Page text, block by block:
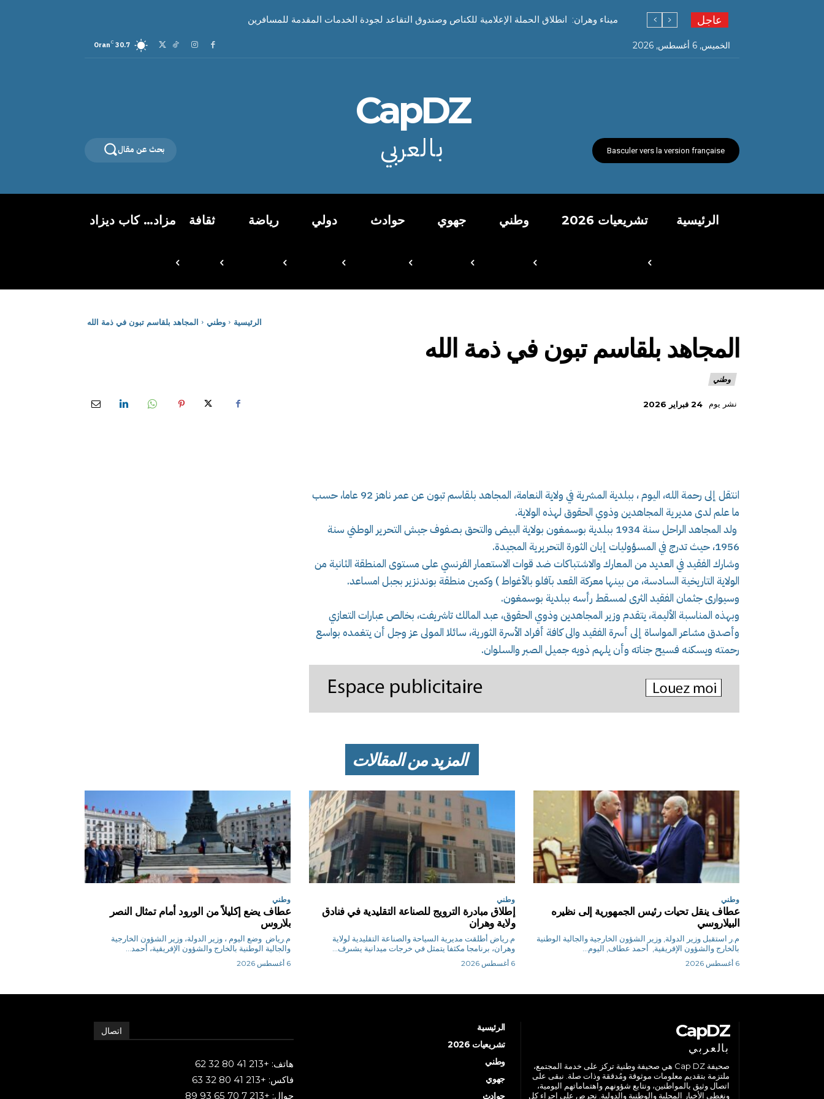
عاجل ميناء وهران: انطلاق الحملة الإعلامية للكناص وصندوق التقاعد لجودة الخدمات المقدمة للمسافرين
الخميس, 6 أغسطس, 2026 30.7
C
Oran
Basculer vers la version française
CapDZ
بالعربي بحث عن مقال
الرئيسية تشريعيات 2026 وطني جهوي حوادث دولي رياضة ثقافة مزاد… كاب ديزاد
الرئيسية وطني المجاهد بلقاسم تبون في ذمة الله
المجاهد بلقاسم تبون في ذمة الله
وطني
نشر يوم 24 فبراير 2026
انتقل إلى رحمة الله، اليوم ، ببلدية المشرية في ولاية النعامة، المجاهد بلقاسم تبون عن عمر ناهز 92 عاما، حسب
ما علم لدى مديرية المجاهدين وذوي الحقوق لهذه الولاية.
ولد المجاهد الراحل سنة 1934 ببلدية بوسمغون بولاية البيض والتحق بصفوف جيش التحرير الوطني سنة
1956، حيث تدرج في المسؤوليات إبان الثورة التحريرية المجيدة.
وشارك الفقيد في العديد من المعارك والاشتباكات ضد قوات الاستعمار الفرنسي على مستوى المنطقة الثانية من
الولاية التاريخية السادسة، من بينها معركة القعد بآفلو بالأغواط ) وكمين منطقة بوندنزير بجبل امساعد.
وسيوارى جثمان الفقيد الثرى لمسقط رأسه ببلدية بوسمغون.
وبهذه المناسبة الأليمة، يتقدم وزير المجاهدين وذوي الحقوق، عبد المالك تاشريفت، بخالص عبارات التعازي
وأصدق مشاعر المواساة إلى أسرة الفقيد والى كافة أفراد الأسرة الثورية، سائلا المولى عز وجل أن يتغمده بواسع
رحمته ويسكنه فسيح جناته وأن يلهم ذويه جميل الصبر والسلوان.
المزيد من المقالات
وطني
عطاف ينقل تحيات رئيس الجمهورية إلى نظيره
البيلاروسي
م.ر استقبل وزير الدولة, وزير الشؤون الخارجية والجالية الوطنية
بالخارج والشؤون الإفريقية, أحمد عطاف, اليوم...
6 أغسطس 2026
وطني
إطلاق مبادرة الترويج للصناعة التقليدية في فنادق
ولاية وهران
م.رياض أطلقت مديرية السياحة والصناعة التقليدية لولاية
وهران، برنامجا مكثفا يتمثل في خرجات ميدانية يشىرف...
6 أغسطس 2026
وطني
عطاف يضع إكليلاً من الورود أمام تمثال النصر
بلاروس
م.رياض وضع اليوم ، وزير الدولة، وزير الشؤون الخارجية
والجالية الوطنية بالخارج والشؤون الإفريقية، أحمد...
6 أغسطس 2026
CapDZ
بالعربي
صحيفة Cap DZ هي صحيفة وطنية تركز على خدمة المجتمع،
ملتزمة بتقديم معلومات موثوقة ومُدققة وذات صلة. نبقى على
اتصال وثيق بالمواطنين، ونتابع شؤونهم واهتماماتهم اليومية،
ونغطي الأخبار المحلية والوطنية والدولية. نحرص على إجراء كل
الرئيسية
تشريعيات 2026
وطني
جهوي
حوادث
اتصال
هاتف: +213 41 80 32 62
فاكس: +213 41 80 32 63
جوال: +213 7 70 65 93 89